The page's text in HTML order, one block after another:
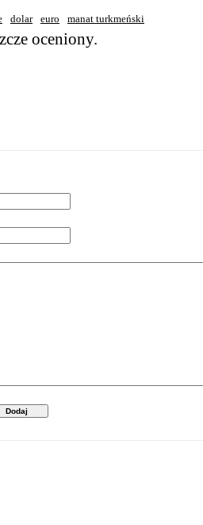
dolar euro manat turkmeński
oceniony.
Dodaj